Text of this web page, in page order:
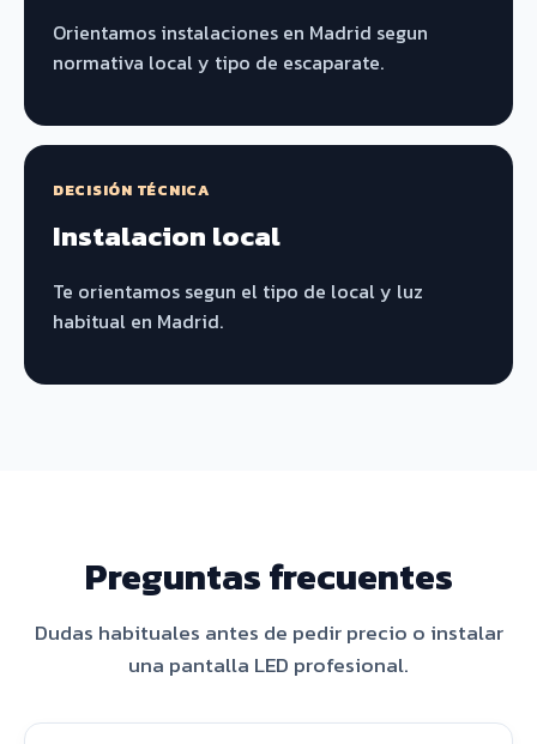
Orientamos instalaciones en Madrid segun
normativa local y tipo de escaparate.
DECISIÓN TÉCNICA
Instalacion local
Te orientamos segun el tipo de local y luz
habitual en Madrid.
Preguntas frecuentes
Dudas habituales antes de pedir precio o instalar
una pantalla LED profesional.